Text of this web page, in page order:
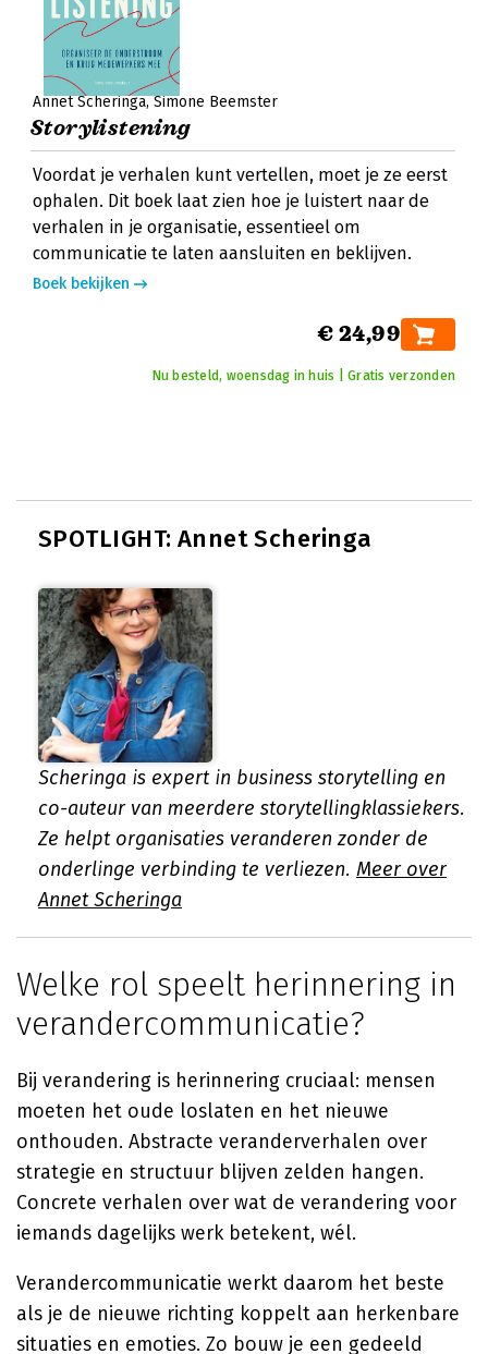
Annet Scheringa Simone Beemster
Storylistening
Voordat je verhalen kunt vertellen, moet je ze eerst
ophalen. Dit boek laat zien hoe je luistert naar de
verhalen in je organisatie, essentieel om
communicatie te laten aansluiten en beklijven.
Boek bekijken
€ 24,99
Nu besteld, woensdag in huis | Gratis verzonden
SPOTLIGHT: Annet Scheringa
Scheringa is expert in business storytelling en
co-auteur van meerdere storytellingklassiekers.
Ze helpt organisaties veranderen zonder de
onderlinge verbinding te verliezen. Meer over
Annet Scheringa
Welke rol speelt herinnering in
verandercommunicatie?
Bij verandering is herinnering cruciaal: mensen
moeten het oude loslaten en het nieuwe
onthouden. Abstracte veranderverhalen over
strategie en structuur blijven zelden hangen.
Concrete verhalen over wat de verandering voor
iemands dagelijks werk betekent, wél.
Verandercommunicatie werkt daarom het beste
als je de nieuwe richting koppelt aan herkenbare
situaties en emoties. Zo bouw je een gedeeld